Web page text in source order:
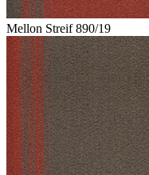
Mellon Streif 890/19